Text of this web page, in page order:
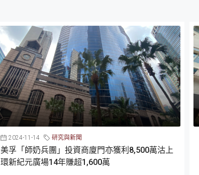
2024-11-14 研究與新聞
美孚「師奶兵團」投資商廈門亦獲利8,500萬沽上
環新紀元廣場14年賺超1,600萬